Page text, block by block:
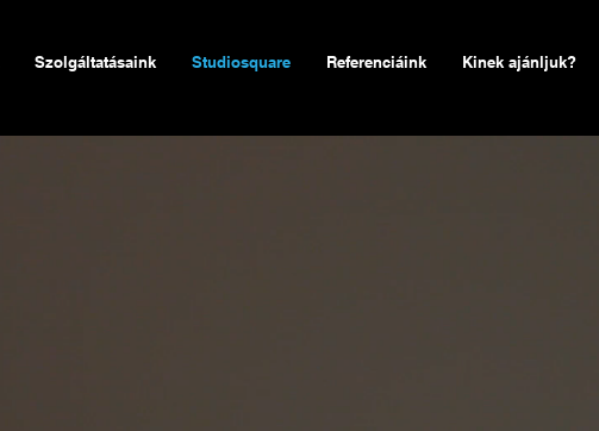
Szolgáltatásaink Studiosquare Referenciáink Kinek ajánljuk?